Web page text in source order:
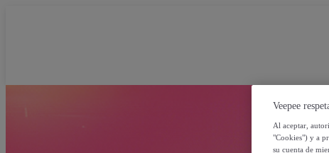
Veepee
Al aceptar,
"Cookies") y a
su cuenta de